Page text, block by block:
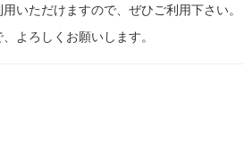
いただけますので、ぜひご利用下さい。
よろしくお願いします。